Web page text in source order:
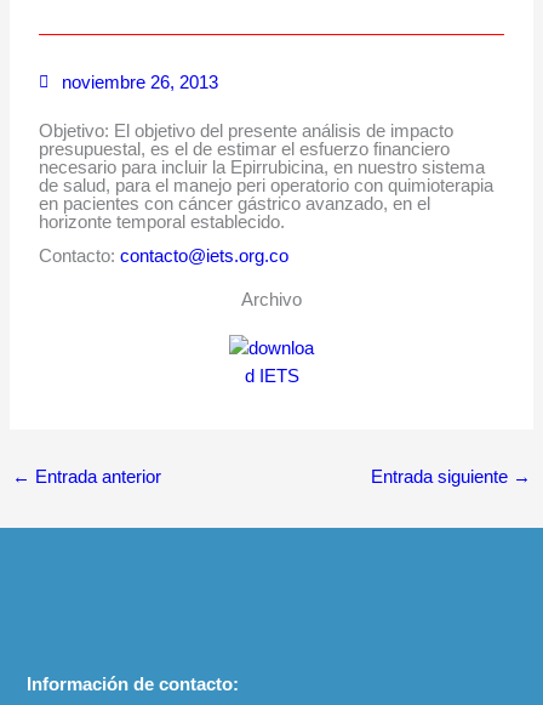
noviembre 26, 2013
Objetivo: El objetivo del presente análisis de impacto
presupuestal, es el de estimar el esfuerzo financiero
necesario para incluir la Epirrubicina, en nuestro sistema
de salud, para el manejo peri operatorio con quimioterapia
en pacientes con cáncer gástrico avanzado, en el
horizonte temporal establecido.
Contacto:contacto@iets.org.co
Archivo
← Entrada anterior Entrada siguiente →
Información de contacto: